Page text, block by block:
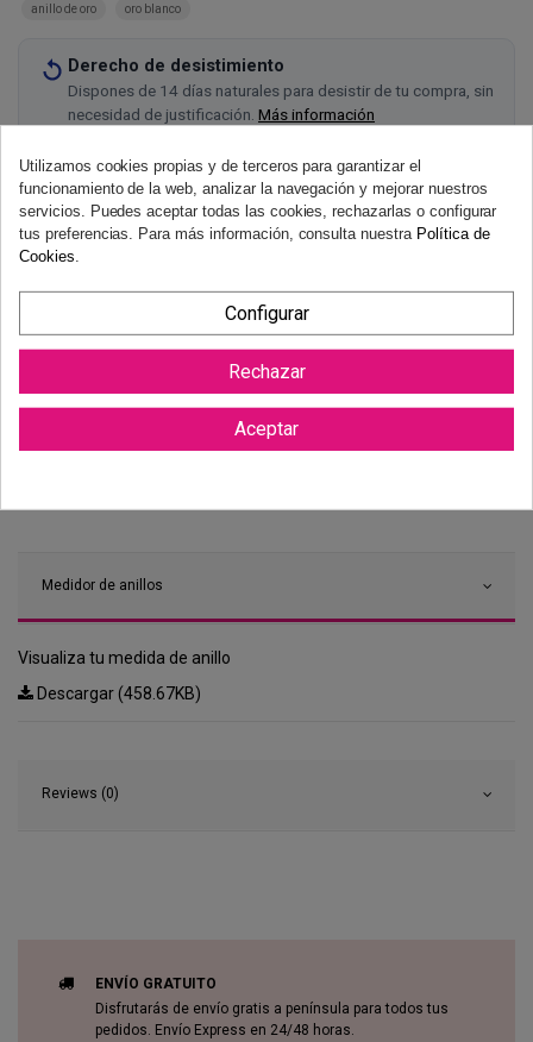
anillo de oro oro blanco
Derecho de desistimiento
Dispones de 14 días naturales para desistir de tu compra, sin
necesidad de justificación. Más información
Medidor de anillos
Visualiza tu medida de anillo
Descargar (458.67KB)
Reviews (0)
ENVÍO GRATUITO
Disfrutarás de envío gratis a península para todos tus
pedidos. Envío Express en 24/48 horas.
Utilizamos cookies propias y de terceros para garantizar el
funcionamiento de la web, analizar la navegación y mejorar nuestros
servicios. Puedes aceptar todas las cookies, rechazarlas o configurar
tus preferencias. Para más información, consulta nuestra Política de
Cookies
Configurar
Rechazar
Aceptar